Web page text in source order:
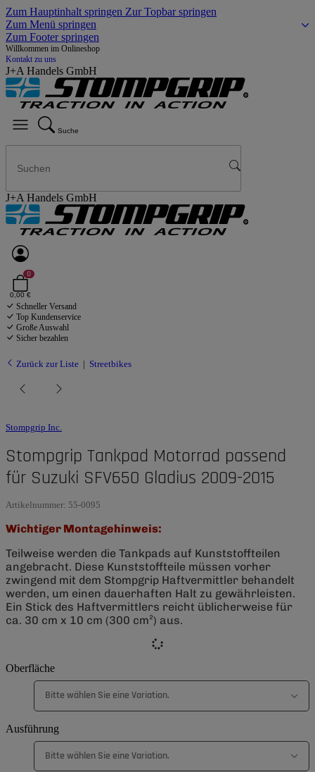
Zum Hauptinhalt springen Zur Topbar springen
Zum Menü springen
Zum Footer springen
Willkommen im Onlineshop
Kontakt zu uns
J+A Handels GmbH
Suche
J+A Handels GmbH
0
0,00 €
Schneller Versand
Top Kundenservice
Große Auswahl
Sicher bezahlen
Zurück zur Liste Streetbikes
Stompgrip Inc.
Stompgrip Tankpad Motorrad passend
für Suzuki SFV650 Gladius 2009-2015
Artikelnummer: 55-0095
Wichtiger Montagehinweis:
Teilweise werden die Tankpads auf Kunststoffteilen
angebracht. Diese Kunststoffteile müssen vorher
zwingend mit dem Stompgrip Haftvermittler behandelt
werden, um einen dauerhaften Halt zu gewährleisten.
Ein Stick des Haftvermittlers reicht üblicherweise für
ca. 30 cm x 10 cm (300 cm²) aus.
Oberfläche
Bitte wählen Sie eine Variation.
Ausführung
Bitte wählen Sie eine Variation.